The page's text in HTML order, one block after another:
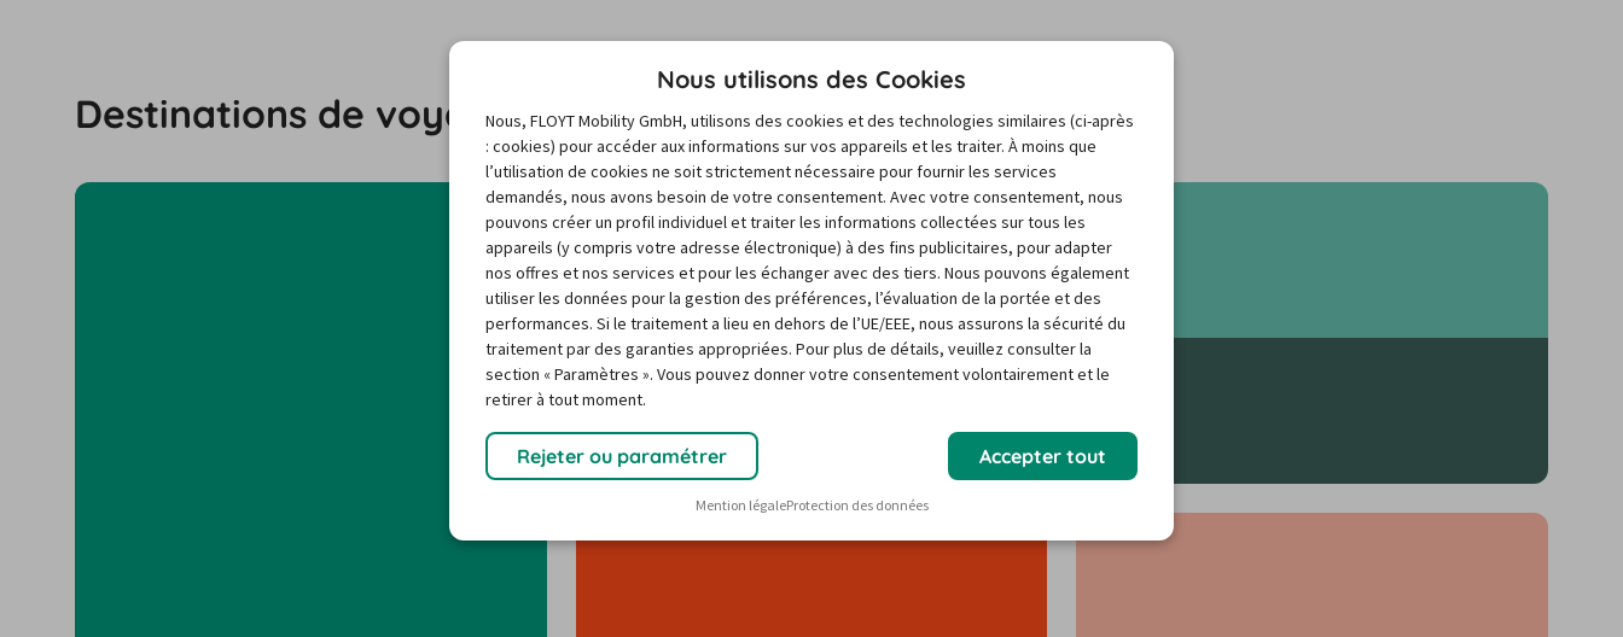
Destinations de voyage populaires
Location voiture France
Nous utilisons des Cookies
Nous, FLOYT Mobility GmbH, utilisons des cookies et des technologies similaires (ci-après
: cookies) pour accéder aux informations sur vos appareils et les traiter. À moins que
l’utilisation de cookies ne soit strictement nécessaire pour fournir les services
demandés, nous avons besoin de votre consentement. Avec votre consentement, nous
pouvons créer un profil individuel et traiter les informations collectées sur tous les
appareils (y compris votre adresse électronique) à des fins publicitaires, pour adapter
nos offres et nos services et pour les échanger avec des tiers. Nous pouvons également
utiliser les données pour la gestion des préférences, l’évaluation de la portée et des
performances. Si le traitement a lieu en dehors de l’UE/EEE, nous assurons la sécurité du
traitement par des garanties appropriées. Pour plus de détails, veuillez consulter la
section « Paramètres ». Vous pouvez donner votre consentement volontairement et le
retirer à tout moment.
Rejeter ou paramétrer Accepter tout
Mention légaleProtection des données